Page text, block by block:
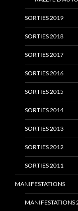
SORTIES 2019
SORTIES 2018
SORTIES 2017
SORTIES 2016
SORTIES 2015
SORTIES 2014
SORTIES 2013
SORTIES 2012
SORTIES 2011
MANIFESTATIONS
MANIFESTATIONS